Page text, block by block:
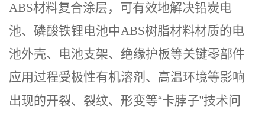
ABS材料复合涂层，可有效地解决铅炭电
池、磷酸铁锂电池中ABS树脂材料材质的电
池外壳、电池支架、绝缘护板等关键零部件
应用过程受极性有机溶剂、高温环境等影响
出现的开裂、裂纹、形变等“卡脖子”技术问